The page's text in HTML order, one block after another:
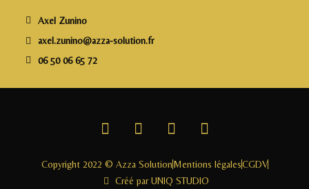
Axel Zunino
axel.zunino@azza-solution.fr
06 50 06 65 72
Copyright 2022 © Azza SolutionMentions légalesCGDV
Créé par UNIQ STUDIO